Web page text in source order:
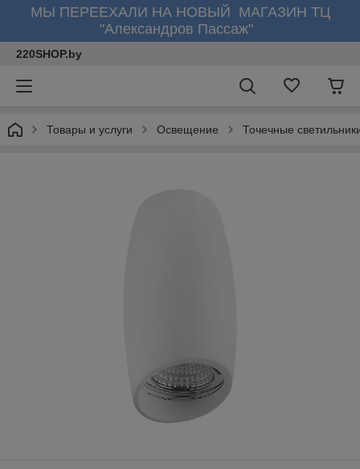
МЫ ПЕРЕЕХАЛИ НА НОВЫЙ МАГАЗИН ТЦ
"Александров Пассаж"
220SHOP.by
Товары и услуги Освещение Точечные